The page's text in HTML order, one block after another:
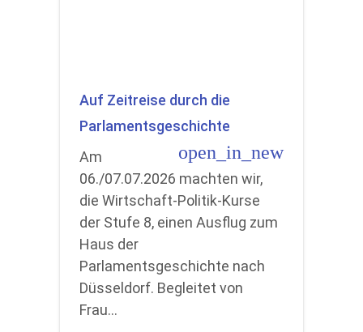
Auf Zeitreise durch die
Parlamentsgeschichte
open_in_new
Am
06./07.07.2026 machten wir,
die Wirtschaft-Politik-Kurse
der Stufe 8, einen Ausflug zum
Haus der
Parlamentsgeschichte nach
Düsseldorf. Begleitet von
Frau…